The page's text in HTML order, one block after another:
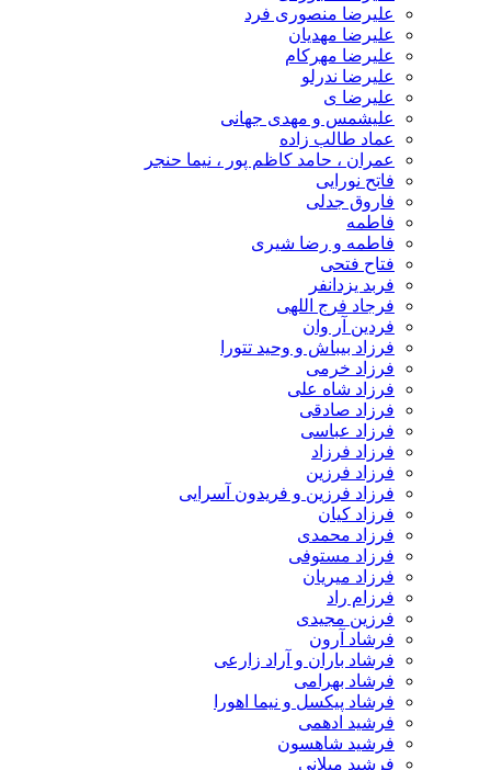
علیرضا منصوری فرد
علیرضا مهدیان
علیرضا مهرکام
علیرضا ندرلو
علیرضا ی
علیشمس و مهدی جهانی
عماد طالب زاده
عمران ، حامد کاظم پور ، نیما حنجر
فاتح نورایی
فاروق جدلی
فاطمه
فاطمه و رضا شیری
فتاح فتحی
فربد یزدانفر
فرجاد فرج اللهی
فردین آر وان
فرزاد بیباش و وحید تتورا
فرزاد خرمی
فرزاد شاه علی
فرزاد صادقی
فرزاد عباسی
فرزاد فرزاد
فرزاد فرزین
فرزاد فرزین و فریدون آسرایی
فرزاد کیان
فرزاد محمدی
فرزاد مستوفی
فرزاد میریان
فرزام راد
فرزین مجیدی
فرشاد آرون
فرشاد باران و آراد زارعی
فرشاد بهرامی
فرشاد پیکسل و نیما اهورا
فرشید ادهمی
فرشید شاهسون
فرشید میلانی